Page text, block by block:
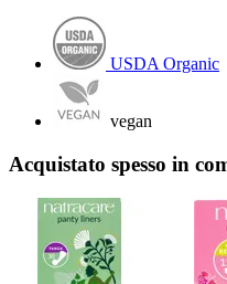
USDA Organic
vegan
Acquistato spesso in